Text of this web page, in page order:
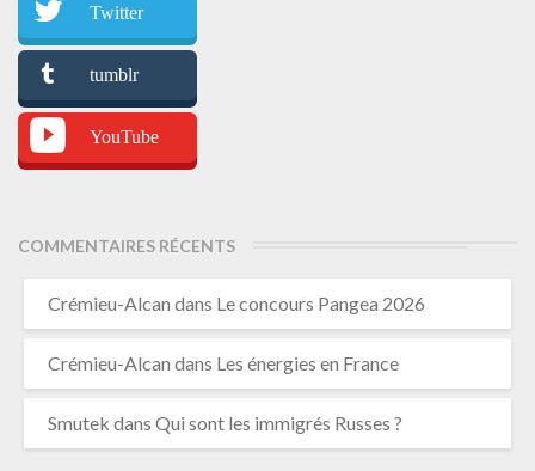
Twitter
tumblr
YouTube
COMMENTAIRES RÉCENTS
Crémieu-Alcan dans Le concours Pangea 2026
Crémieu-Alcan dans Les énergies en France
Smutek dans Qui sont les immigrés Russes ?